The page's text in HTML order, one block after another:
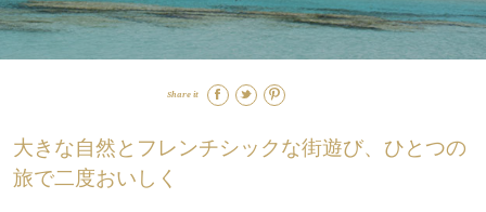
Share it
大きな自然とフレンチシックな街遊び、ひとつの
旅で二度おいしく